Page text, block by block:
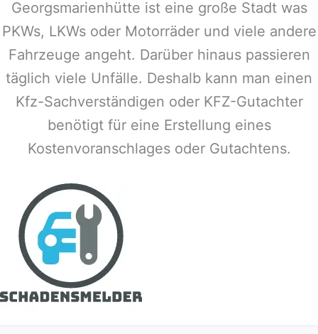
Georgsmarienhütte ist eine große Stadt was
PKWs, LKWs oder Motorräder und viele andere
Fahrzeuge angeht. Darüber hinaus passieren
täglich viele Unfälle. Deshalb kann man einen
Kfz-Sachverständigen oder KFZ-Gutachter
benötigt für eine Erstellung eines
Kostenvoranschlages oder Gutachtens.